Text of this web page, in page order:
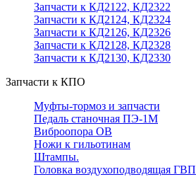
Запчасти к КД2122, КД2322
Запчасти к КД2124, КД2324
Запчасти к КД2126, КД2326
Запчасти к КД2128, КД2328
Запчасти к КД2130, КД2330
Запчасти к КПО
Муфты-тормоз и запчасти
Педаль станочная ПЭ-1М
Виброопора ОВ
Ножи к гильотинам
Штампы.
Головка воздухоподводящая ГВП